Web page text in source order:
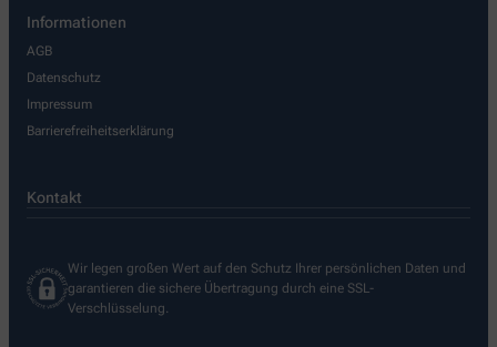
Informationen
AGB
Datenschutz
Impressum
Barrierefreiheitserklärung
Kontakt
Wir legen großen Wert auf den Schutz Ihrer persönlichen Daten und
garantieren die sichere Übertragung durch eine SSL-
Verschlüsselung.